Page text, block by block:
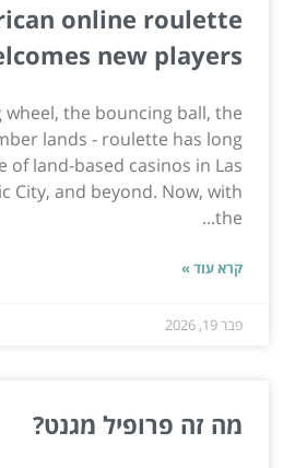
online roulette
new players
wheel, the bouncing ball, the
lands - roulette has long
of land-based casinos in Las
City, and beyond. Now, with
the...
קרא עוד »
פבר 19, 2026
מה זה פרופיל מגנט?